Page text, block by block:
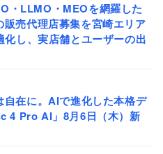
・LLMO・MEOを網羅した
売代理店募集を宮崎エリア
し、実店舗とユーザーの出
在に。AIで進化した本格デ
4 Pro AI」8月6日（木）新